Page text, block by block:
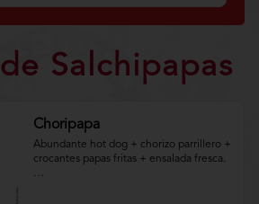
condiciones.https://www.lenaycarbo
Salchipapas
Choripapa
Abundante hot dog + chorizo parrillero +
crocantes papas fritas + ensalada fresca.